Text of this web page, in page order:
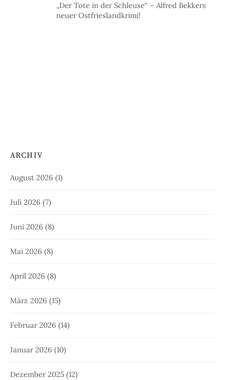
„Der Tote in der Schleuse“ – Alfred Bekkers
neuer Ostfrieslandkrimi!
ARCHIV
August 2026 (1)
Juli 2026 (7)
Juni 2026 (8)
Mai 2026 (8)
April 2026 (8)
März 2026 (15)
Februar 2026 (14)
Januar 2026 (10)
Dezember 2025 (12)